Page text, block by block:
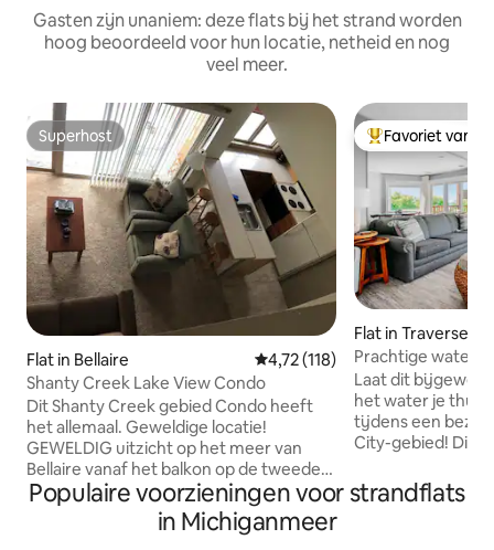
Gasten zijn unaniem: deze flats bij het strand worden
hoog beoordeeld voor hun locatie, netheid en nog
veel meer.
Superhost
Superhost
Flat in Bellaire Gemiddelde beoordeling van
4,72 (118)
Shanty Creek Lake View Condo
Dit Shanty Creek gebied Condo heeft
het allemaal. Geweldige locatie!
GEWELDIG uitzicht op het meer van
Bellaire vanaf het balkon op de tweede
verdieping; 4 bedden/ 2 volledige
badkamers ; VOLLEDIG gevulde keuken
Topfavoriet van
Favoriet van
Flat in Traverse
Prachtige
Condo met
Laat dit
het water je thuis
tijdens een
City-gebied! Dit
Hang in de
tussen het
Populaire voorzieningen voor strandflats
in Michiganmeer